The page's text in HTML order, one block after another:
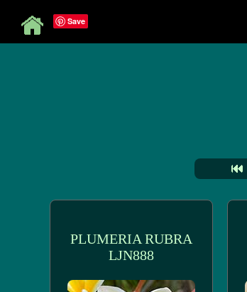
Save
PLUMERIA RUBRA
LJN888